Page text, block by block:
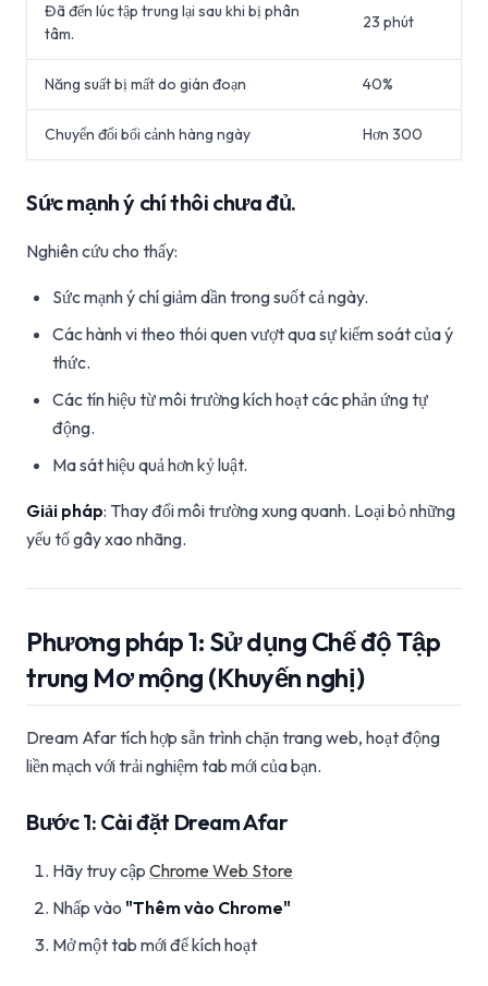
Đã đến lúc tập trung lại sau khi bị phân
tâm.
23 phút
Năng suất bị mất do gián đoạn 40%
Chuyển đổi bối cảnh hàng ngày Hơn 300
Sức mạnh ý chí thôi chưa đủ.
Nghiên cứu cho thấy:
Sức mạnh ý chí giảm dần trong suốt cả ngày.
Các hành vi theo thói quen vượt qua sự kiểm soát của ý
thức.
Các tín hiệu từ môi trường kích hoạt các phản ứng tự
động.
Ma sát hiệu quả hơn kỷ luật.
Giải pháp: Thay đổi môi trường xung quanh. Loại bỏ những
yếu tố gây xao nhãng.
Phương pháp 1: Sử dụng Chế độ Tập
trung Mơ mộng (Khuyến nghị)
Dream Afar tích hợp sẵn trình chặn trang web, hoạt động
liền mạch với trải nghiệm tab mới của bạn.
Bước 1: Cài đặt Dream Afar
Hãy truy cập Chrome Web Store
Nhấp vào "Thêm vào Chrome"
Mở một tab mới để kích hoạt